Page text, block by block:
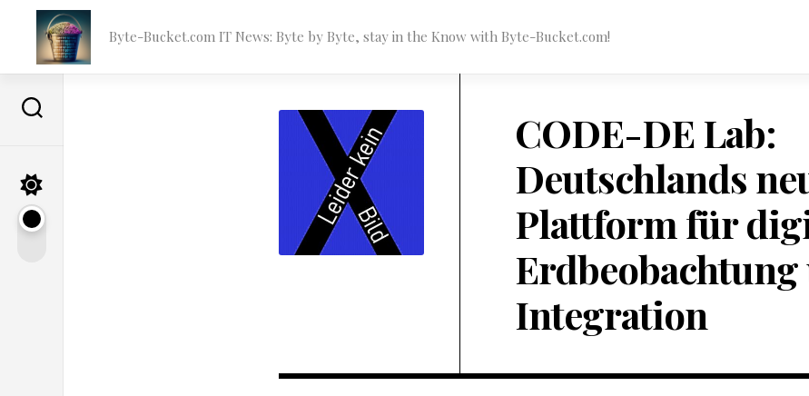
content
Byte-Bucket.com IT News: Byte by Byte, stay in the Know with Byte-Bucket.com!
CODE-DE Lab:
Deutschlands
Plattform für
Integration